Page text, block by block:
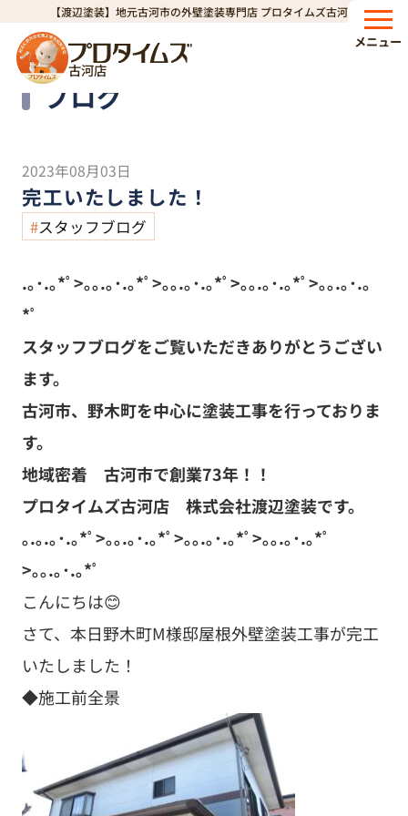
【渡辺塗装】地元古河市の外壁塗装専門店 プロタイムズ古河店
古河店
メニュー
HOME>ブログ>完工いたしました！
ブログ
Blog
2023年08月03日
完工いたしました！
スタッフブログ
.｡･.｡*ﾟ>｡｡.｡･.｡*ﾟ>｡｡.｡･.｡*ﾟ>｡｡.｡･.｡*ﾟ>｡｡.｡･.｡
*ﾟ
スタッフブログをご覧いただきありがとうござい
ます。
古河市、野木町を中心に塗装工事を行っておりま
す。
地域密着 古河市で創業73年！！
プロタイムズ古河店 株式会社渡辺塗装です。
｡.｡.｡･.｡*ﾟ>｡｡.｡･.｡*ﾟ>｡｡.｡･.｡*ﾟ>｡｡.｡･.｡*ﾟ
>｡｡.｡･.｡*ﾟ
こんにちは😊
さて、本日野木町M様邸屋根外壁塗装工事が完工
いたしました！
◆施工前全景